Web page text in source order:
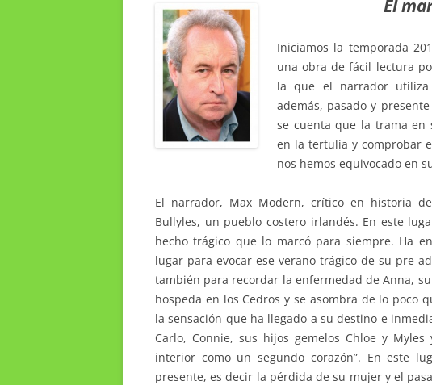
PINTURA
TEATRO
PASEOS
El
Iniciamos la temporada
una obra de fácil lectura
la que el narrador utiliza
además, pasado y
se cuenta que la trama en
en la tertulia y comprobar
nos hemos equivocado en
El narrador, Max Modern, crítico en historia
Bullyles, un pueblo costero irlandés. En este
hecho trágico que lo marcó para siempre. Ha
lugar para evocar ese verano trágico de su pre
también para recordar la enfermedad de Anna,
hospeda en los Cedros y se asombra de lo poco
la sensación que ha llegado a su destino e
Carlo, Connie, sus hijos gemelos Chloe y
interior como un segundo corazón”. En este
presente, es decir la pérdida de su mujer y el